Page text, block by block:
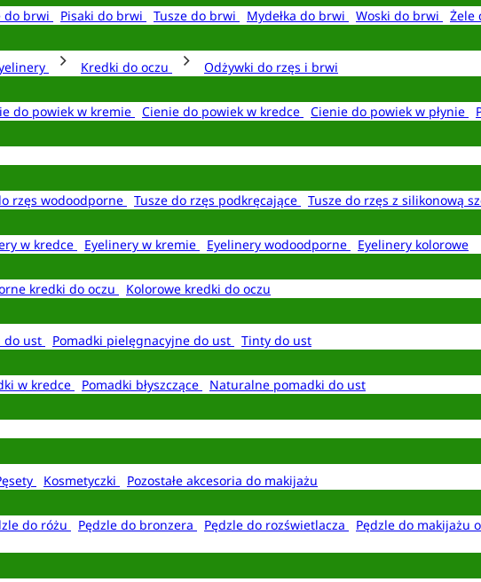
do brwi Pisaki do brwi Tusze do brwi Mydełka do brwi Woski do brwi Żele
Kredki do oczu
Odżywki do rzęs i brwi
do powiek w kremie Cienie do powiek w kredce Cienie do powiek w płynie
rzęs wodoodporne Tusze do rzęs podkręcające Tusze do rzęs z silikonową
w kredce Eyelinery w kremie Eyelinery wodoodporne
Eyelinery kolorowe
kredki do oczu
Kolorowe kredki do oczu
do ust Pomadki pielęgnacyjne do ust
Tinty do ust
w kredce Pomadki błyszczące
Naturalne pomadki do ust
Kosmetyczki
Pozostałe akcesoria do makijażu
do różu Pędzle do bronzera Pędzle do rozświetlacza Pędzle do makijażu